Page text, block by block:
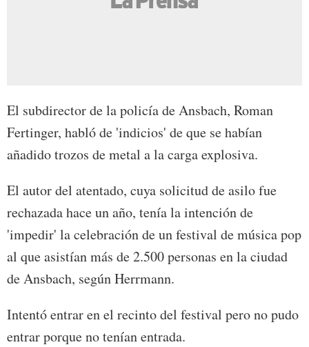
El subdirector de la policía de Ansbach, Roman
Fertinger, habló de 'indicios' de que se habían
añadido trozos de metal a la carga explosiva.
El autor del atentado, cuya solicitud de asilo fue
rechazada hace un año, tenía la intención de
'impedir' la celebración de un festival de música pop
al que asistían más de 2.500 personas en la ciudad
de Ansbach, según Herrmann.
Intentó entrar en el recinto del festival pero no pudo
entrar porque no tenían entrada.